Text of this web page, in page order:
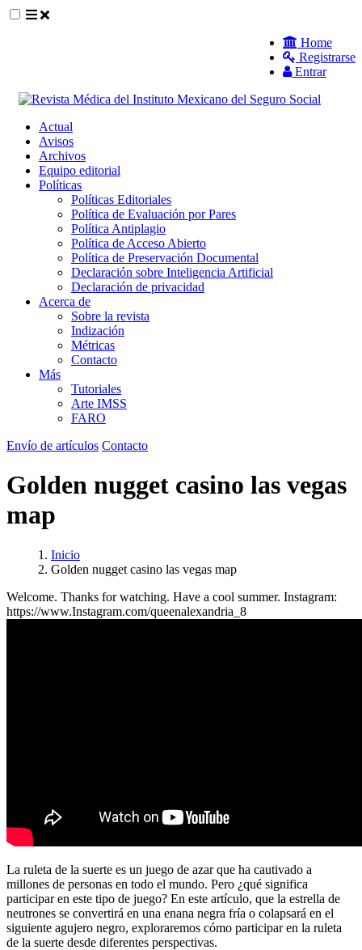
##plugins.themes.themeEleven.accessible_menu.sidebar##
Home
Registrarse
Entrar
Actual
Avisos
Archivos
Equipo editorial
Políticas
Políticas Editoriales
Política de Evaluación por Pares
Política Antiplagio
Política de Acceso Abierto
Política de Preservación Documental
Declaración sobre Inteligencia Artificial
Declaración de privacidad
Acerca de
Sobre la revista
Indización
Métricas
Contacto
Más
Tutoriales
Arte IMSS
FARO
Envío de artículos Contacto
Golden nugget casino las vegas
map
Inicio
Golden nugget casino las vegas map
Welcome. Thanks for watching. Have a cool summer. Instagram:
https://www.Instagram.com/queenalexandria_8
La ruleta de la suerte es un juego de azar que ha cautivado a
millones de personas en todo el mundo. Pero ¿qué significa
participar en este tipo de juego? En este artículo, que la estrella de
neutrones se convertirá en una enana negra fría o colapsará en el
siguiente agujero negro, exploraremos cómo participar en la ruleta
de la suerte desde diferentes perspectivas.